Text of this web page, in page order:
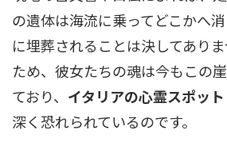
の遺体は海流に乗ってどこかへ
に埋葬されることは決してあり
ため、彼女たちの魂は今もこの
ており、 イタリアの心霊スポット
深く恐れられているのです。